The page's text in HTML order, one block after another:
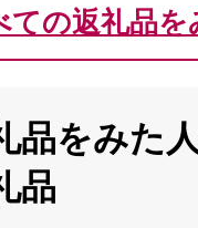
ての返礼品を
品をみた
品